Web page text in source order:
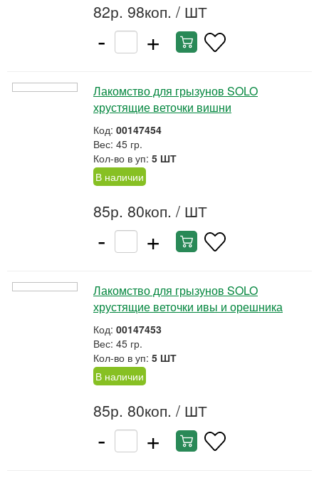
82р. 98коп. / ШТ
- +
Лакомство для грызунов SOLO
хрустящие веточки вишни
Код: 00147454
Вес: 45 гр.
Кол-во в уп: 5 ШТ
В наличии
85р. 80коп. / ШТ
- +
Лакомство для грызунов SOLO
хрустящие веточки ивы и орешника
Код: 00147453
Вес: 45 гр.
Кол-во в уп: 5 ШТ
В наличии
85р. 80коп. / ШТ
- +